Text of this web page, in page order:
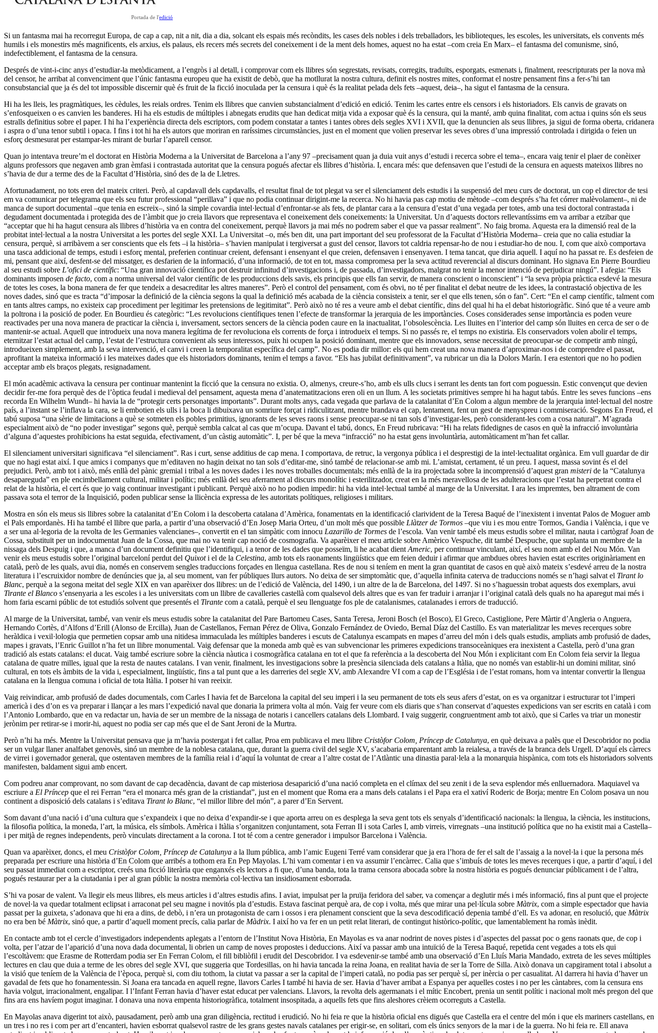
Portada de l'edició
Si un fantasma mai ha recorregut Europa, de cap a cap, nit a nit, dia a dia, solcant els espais més recòndits, les cases dels nobles i dels treballadors, les biblioteques, les escoles, les universitats, els convents més
humils i els monestirs més magnificents, els arxius, els palaus, els recers més secrets del coneixement i de la ment dels homes, aquest no ha estat –com creia En Marx– el fantasma del comunisme, sinó,
indefectiblement, el fantasma de la censura.
Després de vint-i-cinc anys d’estudiar-la metòdicament, a l’engròs i al detall, i comprovar com els llibres són segrestats, revisats, corregits, traduïts, esporgats, esmenats i, finalment, reescripturats per la nova mà
del censor, he arribat al convenciment que l’únic fantasma europeu que ha existit de debò, que ha motllurat la nostra cultura, definit els nostres mites, conformat el nostre pensament fins a fer-s’hi tan
consubstancial que ja és del tot impossible discernir què és fruit de la ficció inoculada per la censura i què és la realitat pelada dels fets –aquest, deia–, ha sigut el fantasma de la censura.
Hi ha les lleis, les pragmàtiques, les cèdules, les reials ordres. Tenim els llibres que canvien substancialment d’edició en edició. Tenim les cartes entre els censors i els historiadors. Els canvis de gravats on
s’enfosqueixen o es canvien les banderes. Hi ha els estudis de múltiples i abnegats erudits que han dedicat mitja vida a exposar què és la censura, qui la manté, amb quina finalitat, com actua i quins són els seus
estralls definitius sobre el paper. I hi ha l’experiència directa dels escriptors, com podem constatar a tantes i tantes obres dels segles XVI i XVII, que la denuncien als seus llibres, ja sigui de forma oberta, cridanera
i aspra o d’una tenor subtil i opaca. I fins i tot hi ha els autors que moriran en raríssimes circumstàncies, just en el moment que volien preservar les seves obres d’una impressió controlada i dirigida o feien un
esforç desmesurat per estampar-les mirant de burlar l’aparell censor.
Quan jo intentava treure’m el doctorat en Història Moderna a la Universitat de Barcelona a l’any 97 –precisament quan ja duia vuit anys d’estudi i recerca sobre el tema–, encara vaig tenir el plaer de conèixer
alguns professors que negaven amb gran èmfasi i contrastada autoritat que la censura pogués afectar els llibres d’història. I, encara més: que defensaven que l’estudi de la censura en aquests mateixos llibres no
s’havia de dur a terme des de la Facultat d’Història, sinó des de la de Lletres.
Afortunadament, no tots eren del mateix criteri. Però, al capdavall dels capdavalls, el resultat final de tot plegat va ser el silenciament dels estudis i la suspensió del meu curs de doctorat, un cop el director de tesi
em va comunicar per telegrama que els seu futur professional “perillava” i que no podia continuar dirigint-me la recerca. No hi havia pas cap motiu de mètode –com després s’ha fet córrer malèvolament–, ni de
manca de suport documental –que tenia en escreix–, sinó la simple covardia intel·lectual d’enfrontar-se als fets, de plantar cara a la censura d’estat d’una vegada per totes, amb una tesi doctoral contrastada i
degudament documentada i protegida des de l’àmbit que jo creia llavors que representava el coneixement dels coneixements: la Universitat. Un d’aquests doctors rellevantíssims em va arribar a etzibar que
“acceptar que hi ha hagut censura als llibres d’història va en contra del coneixement, perquè llavors ja mai més no podrem saber el que va passar realment”. No faig broma. Aquesta era la dimensió real de la
probitat intel·lectual a la nostra Universitat a les portes del segle XXI. La Universitat –o, més ben dit, una part important del seu professorat de la Facultat d’Història Moderna– creia que no calia estudiar la
censura, perquè, si arribàvem a ser conscients que els fets –i la història– s’havien manipulat i tergiversat a gust del censor, llavors tot caldria repensar-ho de nou i estudiar-ho de nou. I, com que això comportava
una tasca addicional de temps, estudi i esforç mental, preferien continuar creient, defensant i ensenyant el que creien, defensaven i ensenyaven. I tema tancat, que diria aquell. I aquí no ha passat re. Es desfeien de
mi, pensant que així, desfent-se del missatger, es desfarien de la informació, d’una informació, de tot en tot, massa compromesa per la seva actitud reverencial al discurs dominant. Ho signava En Pierre Bourdieu
al seu estudi sobre L’ofici de científic: “Una gran innovació científica pot destruir infinitud d’investigacions i, de passada, d’investigadors, malgrat no tenir la menor intenció de perjudicar ningú”. I afegia: “Els
dominants imposen de facto, com a norma universal del valor científic de les produccions dels savis, els principis que ells fan servir, de manera conscient o inconscient” i “la seva pròpia pràctica esdevé la mesura
de totes les coses, la bona manera de fer que tendeix a desacreditar les altres maneres”. Però el control del pensament, com és obvi, no té per finalitat el debat neutre de les idees, la contrastació objectiva de les
noves dades, sinó que es tracta “d’imposar la definició de la ciència segons la qual la definició més acabada de la ciència consisteix a tenir, ser el que ells tenen, són o fan”. Cert: “En el camp científic, talment com
en tants altres camps, no existeix cap procediment per legitimar les pretensions de legitimitat”. Però això no té res a veure amb el debat científic, dins del qual hi ha el debat historiogràfic. Sinó que té a veure amb
la poltrona i la posició de poder. En Bourdieu és categòric: “Les revolucions científiques tenen l’efecte de transformar la jerarquia de les importàncies. Coses considerades sense importància es poden veure
reactivades per una nova manera de practicar la ciència i, inversament, sectors sencers de la ciència poden caure en la inactualitat, l’obsolescència. Les lluites en l’interior del camp són lluites en cerca de ser o de
mantenir-se actual. Aquell que introdueix una nova manera legítima de fer revoluciona els corrents de força i introdueix el temps. Si no passés re, el temps no existiria. Els conservadors volen abolir el temps,
eternitzar l’estat actual del camp, l’estat de l’estructura convenient als seus interessos, puix hi ocupen la posició dominant, mentre que els innovadors, sense necessitat de preocupar-se de competir amb ningú,
introdueixen simplement, amb la seva intervenció, el canvi i creen la temporalitat específica del camp”. No es podia dir millor: els qui hem creat una nova manera d’aproximar-nos i de comprendre el passat,
aprofitant la mateixa informació i les mateixes dades que els historiadors dominants, tenim el temps a favor. “Els has jubilat definitivament”, va rubricar un dia la Dolors Marín. I era estentori que no ho podien
acceptar amb els braços plegats, resignadament.
El món acadèmic activava la censura per continuar mantenint la ficció que la censura no existia. O, almenys, creure-s’ho, amb els ulls clucs i serrant les dents tan fort com poguessin. Estic convençut que devien
decidir fer-me fora perquè des de l’òptica feudal i medieval del pensament, aquesta mena d’anatematitzacions eren oli en un llum. A les societats primitives sempre hi ha hagut tabús. Entre les seves funcions –ens
recorda En Wilhelm Wundt– hi havia la de “protegir certs personatges importants”. Durant molts anys, cada vegada que parlava de la catalanitat d’En Colom a algun membre de la jerarquia intel·lectual del nostre
país, a l’instant se l’inflava la cara, se li embotien els ulls i la boca li dibuixava un somriure forçat i ridiculitzant, mentre brandava el cap, lentament, fent un gest de menyspreu i commiseració. Segons En Freud, el
tabú suposa “una sèrie de limitacions a què se sotmeten els pobles primitius, ignorants de les seves raons i sense preocupar-se ni tan sols d’investigar-les, però considerant-les com a cosa natural”. M’agrada
especialment això de “no poder investigar” segons què, perquè sembla calcat al cas que m’ocupa. Davant el tabú, doncs, En Freud rubricava: “Hi ha relats fidedignes de casos en què la infracció involuntària
d’alguna d’aquestes prohibicions ha estat seguida, efectivament, d’un càstig automàtic”. I, per bé que la meva “infracció” no ha estat gens involuntària, automàticament m’han fet callar.
El silenciament universitari significava “el silenciament”. Ras i curt, sense additius de cap mena. I comportava, de retruc, la vergonya pública i el desprestigi de la intel·lectualitat orgànica. Em vull guardar de dir
que no hagi estat així. I que amics i companys que m’editaven no hagin deixat no tan sols d’editar-me, sinó també de relacionar-se amb mi. L’amistat, certament, té un preu. I aquest, massa sovint és el del
prejudici. Però, amb tot i això, més enllà del pànic gremial i tribal a les noves dades i les noves troballes documentals; més enllà de la ira projectada sobre la incomprensió d’aquest gran misteri de la “Catalunya
desapareguda” en ple encimbellament cultural, militar i polític; més enllà del seu aferrament al discurs monolític i esterilitzador, creat en la més meravellosa de les adulteracions que l’estat ha perpetrat contra el
relat de la història, el cert és que jo vaig continuar investigant i publicant. Perquè això no ho podien impedir: hi ha vida intel·lectual també al marge de la Universitat. I ara les impremtes, ben altrament de com
passava sota el terror de la Inquisició, poden publicar sense la llicència expressa de les autoritats polítiques, religioses i militars.
Mostra en són els meus sis llibres sobre la catalanitat d’En Colom i la descoberta catalana d’Amèrica, fonamentats en la identificació clarivident de la Teresa Baqué de l’inexistent i inventat Palos de Moguer amb
el Pals empordanès. Hi ha també el llibre que parla, a partir d’una observació d’En Josep Maria Orteu, d’un molt més que possible Llàtzer de Tormos –que viu i es mou entre Tormos, Gandia i València, i que ve
a ser una al·legoria de la revolta de les Germanies valencianes–, convertit en el tan simpàtic com innocu Lazarillo de Tormes de l’escola. Van venir també els meus estudis sobre el militar, nauta i cartògraf Joan de
Cossa, substituït per un indocumentat Juan de la Cossa, que mai no va tenir cap noció de cosmografia. Va aparèixer el meu article sobre Amèrico Vespuche, dit també Despuche, que suplanta un membre de la
nissaga dels Despuig i que, a manca d’un document definitiu que l’identifiqui, i a tenor de les dades que posseïm, li he acabat dient Americ, per continuar vinculant, així, el seu nom amb el del Nou Món. Van
venir els meus estudis sobre l’original barceloní perdut del Quixoti el de la Celestina, amb tots els raonaments lingüístics que em feien deduir i afirmar que ambdues obres havien estat escrites originàriament en
català, però de les quals, avui dia, només en conservem sengles traduccions forçades en llengua castellana. Res de nou si teníem en ment la gran quantitat de casos en què això mateix s’esdevé arreu de la nostra
literatura i l’escruixidor nombre de denúncies que ja, al seu moment, van fer públiques llurs autors. No deixa de ser simptomàtic que, d’aquella infinita caterva de traduccions només se n’hagi salvat el Tirant lo
Blanc, perquè a la segona meitat del segle XIX en van aparèixer dos llibres: un de l’edició de València, del 1490, i un altre de la de Barcelona, del 1497. Si no s’haguessin trobat aquests dos exemplars, avui
Tirante el Blanco s’ensenyaria a les escoles i a les universitats com un llibre de cavalleries castellà com qualsevol dels altres que es van fer traduir i arranjar i l’original català dels quals no ha aparegut mai més i
hom faria escarni públic de tot estudiós solvent que presentés el Tirante com a català, perquè el seu llenguatge fos ple de catalanismes, catalanades i errors de traducció.
Al marge de la Universitat, també, van venir els meus estudis sobre la catalanitat del Pare Bartomeu Cases, Santa Teresa, Jeroni Bosch (el Bosco), El Greco, Castiglione, Pere Màrtir d’Angleria o Anguera,
Hernando Cortès, d’Alfons d’Erill (Alonso de Ercilla), Juan de Castellanos, Fernan Pérez de Oliva, Gonzalo Fernández de Oviedo, Bernal Díaz del Castillo. Es van materialitzar les meves recerques sobre
heràldica i vexil·lologia que permetien copsar amb una nitidesa immaculada les múltiples banderes i escuts de Catalunya escampats en mapes d’arreu del món i dels quals estudis, ampliats amb profusió de dades,
mapes i gravats, l’Enric Guillot n’ha fet un llibre monumental. Vaig defensar que la moneda amb què es van subvencionar les primeres expedicions transoceàniques era inexistent a Castella, però d’una gran
tradició als estats catalans: el ducat. Vaig també escriure sobre la ciència nàutica i cosmogràfica catalana en tot el que fa referència a la descoberta del Nou Món i explicitant com En Colom feia servir la llegua
catalana de quatre milles, igual que la resta de nautes catalans. I van venir, finalment, les investigacions sobre la presència silenciada dels catalans a Itàlia, que no només van establir-hi un domini militar, sinó
cultural, en tots els àmbits de la vida i, especialment, lingüístic, fins a tal punt que a les darreries del segle XV, amb Alexandre VI com a cap de l’Església i de l’estat romans, hom va intentar convertir la llengua
catalana en la llengua comuna i oficial de tota Itàlia. I potser hi van reeixir.
Vaig reivindicar, amb profusió de dades documentals, com Carles I havia fet de Barcelona la capital del seu imperi i la seu permanent de tots els seus afers d’estat, on es va organitzar i estructurar tot l’imperi
americà i des d’on es va preparar i llançar a les mars l’expedició naval que donaria la primera volta al món. Vaig fer veure com els diaris que s’han conservat d’aquestes expedicions van ser escrits en català i com
l’Antonio Lombardo, que en va redactar un, havia de ser un membre de la nissaga de notaris i cancellers catalans dels Llombard. I vaig suggerir, congruentment amb tot això, que si Carles va triar un monestir
jerònim per retirar-se i morir-hi, aquest no podia ser cap més que el de Sant Jeroni de la Murtra.
Però n’hi ha més. Mentre la Universitat pensava que ja m’havia postergat i fet callar, Proa em publicava el meu llibre Cristòfor Colom, Príncep de Catalunya, en què deixava a palès que el Descobridor no podia
ser un vulgar llaner analfabet genovès, sinó un membre de la noblesa catalana, que, durant la guerra civil del segle XV, s’acabaria emparentant amb la reialesa, a través de la branca dels Urgell. D’aquí els càrrecs
de virrei i governador general, que ostentaven membres de la família reial i d’aquí la voluntat de crear a l’altre costat de l’Atlàntic una dinastia paral·lela a la monarquia hispànica, com tots els historiadors solvents
manifesten, baldament sigui amb encert.
Com podreu anar comprovant, no som davant de cap decadència, davant de cap misteriosa desaparició d’una nació completa en el clímax del seu zenit i de la seva esplendor més enlluernadora. Maquiavel va
escriure a El Príncep que el rei Ferran “era el monarca més gran de la cristiandat”, just en el moment que Roma era a mans dels catalans i el Papa era el xativí Roderic de Borja; mentre En Colom posava un nou
continent a disposició dels catalans i s’editava Tirant lo Blanc, “el millor llibre del món”, a parer d’En Servent.
Som davant d’una nació i d’una cultura que s’expandeix i que no deixa d’expandir-se i que aporta arreu on es desplega la seva gent tots els senyals d’identificació nacionals: la llengua, la ciència, les institucions,
la filosofia política, la moneda, l’art, la música, els símbols. Amèrica i Itàlia s’organitzen conjuntament, sota Ferran II i sota Carles I, amb virreis, virregnats –una institució política que no ha existit mai a Castella–
i per mitjà de regnes independents, però vinculats directament a la corona. I tot té com a centre generador i impulsor Barcelona i València.
Quan va aparèixer, doncs, el meu Cristòfor Colom, Príncep de Catalunya a la llum pública, amb l’amic Eugeni Terré vam considerar que ja era l’hora de fer el salt de l’assaig a la novel·la i que la persona més
preparada per escriure una història d’En Colom que arribés a tothom era En Pep Mayolas. L’hi vam comentar i en va assumir l’encàrrec. Calia que s’imbuís de totes les meves recerques i que, a partir d’aquí, i del
seu passat immediat com a escriptor, creés una ficció literària que enganxés els lectors a fi que, d’una banda, tota la trama censora abocada sobre la nostra història es pogués denunciar públicament i de l’altra,
pogués restaurar per a la ciutadania i per al gran públic la nostra memòria col·lectiva tan insidiosament esborrada.
S’hi va posar de valent. Va llegir els meus llibres, els meus articles i d’altres estudis afins. I aviat, impulsat per la pruïja feridora del saber, va començar a deglutir més i més informació, fins al punt que el projecte
de novel·la va quedar totalment eclipsat i arraconat pel seu magne i novitós pla d’estudis. Estava fascinat perquè ara, de cop i volta, més que mirar una pel·lícula sobre Màtrix, com a simple espectador que havia
passat per la guixeta, s’adonava que hi era a dins, de debò, i n’era un protagonista de carn i ossos i era plenament conscient que la seva descodificació depenia també d’ell. Es va adonar, en resolució, que Màtrix
no era ben bé Màtrix, sinó que, a partir d’aquell moment precís, calia parlar de Màdrix. I així ho va fer en un petit relat literari, de contingut històrico-polític, que lamentablement ha romàs inèdit.
En contacte amb tot el cercle d’investigadors independents aplegats a l’entorn de l’Institut Nova Història, En Mayolas es va anar nodrint de noves pistes i d’aspectes del passat poc o gens raonats que, de cop i
volta, per l’atzar de l’aparició d’una nova dada documental, li obrien un camp de noves propostes i deduccions. Així va passar amb una intuïció de la Teresa Baqué, repetida cent vegades a tots els qui
l’escoltàvem: que Erasme de Rotterdam podia ser En Ferran Colom, el fill bibliòfil i erudit del Descobridor. I va esdevenir-se també amb una observació d’En Lluís Maria Mandado, extreta de les seves múltiples
lectures en clau que duia a terme de les obres del segle XVI, que suggeria que Tordesillas, on hi havia tancada la reina Joana, en realitat havia de ser la Torre de Silla. Això donava un capgirament total i absolut a
la visió que teníem de la València de l’època, perquè si, com diu tothom, la ciutat va passar a ser la capital de l’imperi català, no podia pas ser perquè sí, per inèrcia o per casualitat. Al darrera hi havia d’haver un
gavadal de fets que ho fonamentessin. Si Joana era tancada en aquell regne, llavors Carles I també hi havia de ser. Havia d’haver arribat a Espanya per aquelles costes i no per les càntabres, com la censura ens
havia volgut, irracionalment, engalipar. I l’Infant Ferran havia d’haver estat educat per valencians. Llavors, la revolta dels agermanats i el mític Encobert, prenia un sentit polític i nacional molt més pregon del que
fins ara ens havíem pogut imaginar. I donava una nova empenta historiogràfica, totalment insospitada, a aquells fets que fins aleshores crèiem ocorreguts a Castella.
En Mayolas anava digerint tot això, pausadament, però amb una gran diligència, rectitud i erudició. No hi feia re que la història oficial ens digués que Castella era el centre del món i que els mariners castellans, en
un tres i no res i com per art d’encanteri, havien esborrat qualsevol rastre de les grans gestes navals catalanes per erigir-se, en solitari, com els únics senyors de la mar i de la guerra. No hi feia re. Ell anava